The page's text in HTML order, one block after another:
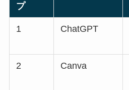
プ
1 ChatGPT
2 Canva